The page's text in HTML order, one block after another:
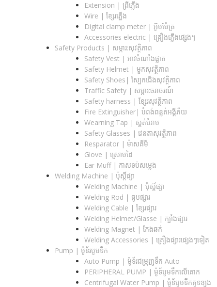
Extension | ព្រីភ្លើង
Wire | ខ្សែរភ្លើង
Digital clamp meter | អ៊ូមម៉ែត្រ
Accessories electric | គ្រឿងភ្លើងផ្សេងៗ
Safety Products | សម្ភារ:សុវត្ថិភាព
Safety Vest | អាវចំណាំងផ្លាត
Safety Helmet | មួកសុវត្ថិភាព
Safety Shoes| ស្បែកជើងសុវត្ថិភាព
Traffic Safety​ | សម្ភារ:ចរាចរណ៍
Safety harness | ខ្សែរសុវត្ថិភាព
Fire Extinguisher| បំពង់ពន្លត់អង្គីភ័យ
Wearning Tap | ស្គត់បំរាម
Safety Glasses | វេនតាសុវត្ថិភាព
Resparator | ម៉ាសគីមី
Glove | ស្រោមដៃ
Ear Muff | កាសទប់សម្លេង
Welding Machine | ប៉ុស្តិ៍ផ្សា
Welding Machine | ប៉ុស្តិ៍ផ្សា
Welding Rod | ធូបផ្សារ
Welding Cable | ខ្សែរផ្សារ
Welding Helmet/Glasse | ក្បាំងផ្សារ
Welding Magnet | កែងឆក់
Welding Accessories | គ្រឿងផ្សារផ្សេងៗទៀត
Pump | ម៉ូទ័របូមទឹក
Auto Pump | ម៉ូទ័រជម្រុញទឹក Auto
PERIPHERAL PUMP | ម៉ូទ័បូមទឹកលើគោក
Centrifugal Water Pump | ម៉ូទ័បូមទឹកគូទខ្យង